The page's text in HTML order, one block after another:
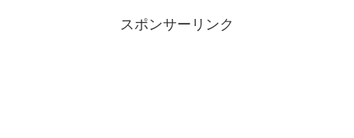
スポンサーリンク